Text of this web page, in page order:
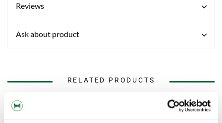
Reviews
Ask about product
RELATED PRODUCTS
NEW!